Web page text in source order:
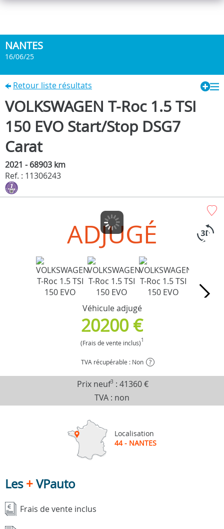
NANTES
16/06/25
Retour liste résultats
VOLKSWAGEN T-Roc 1.5 TSI
150 EVO Start/Stop DSG7
Carat
2021 - 68903 km
Ref. : 11306243
ADJUGÉ
Véhicule adjugé
20200 €
(Frais de vente inclus)1
TVA récupérable : Non ?
Prix neuf3 : 41360 €
TVA : non
Localisation
44 - NANTES
Les+VPauto
Frais de vente inclus